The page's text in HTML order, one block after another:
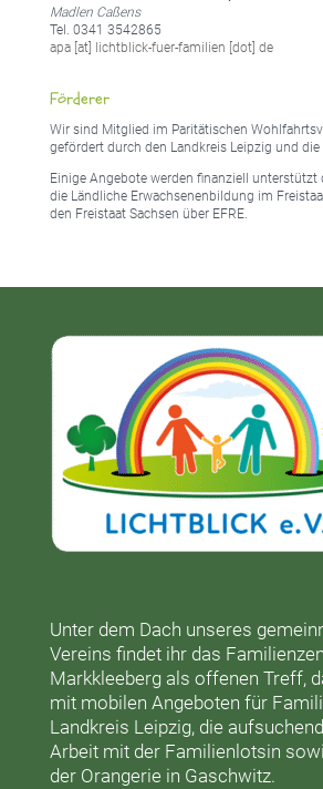
Madlen Caßens
Tel. 0341 3542865
apa [at] lichtblick-fuer-familien [dot] de
Förderer
Wir sind Mitglied im Paritätischen
gefördert durch den Landkreis Leipzig und die
Einige Angebote werden finanziell unterstützt
die Ländliche Erwachsenenbildung im
den Freistaat Sachsen über EFRE.
Unter dem Dach unseres
Vereins findet ihr das
Markkleebergals offenen Treff,
mit mobilen Angeboten für
Landkreis Leipzig, die
Arbeit mit der Familienlotsin
der Orangeriein Gaschwitz.